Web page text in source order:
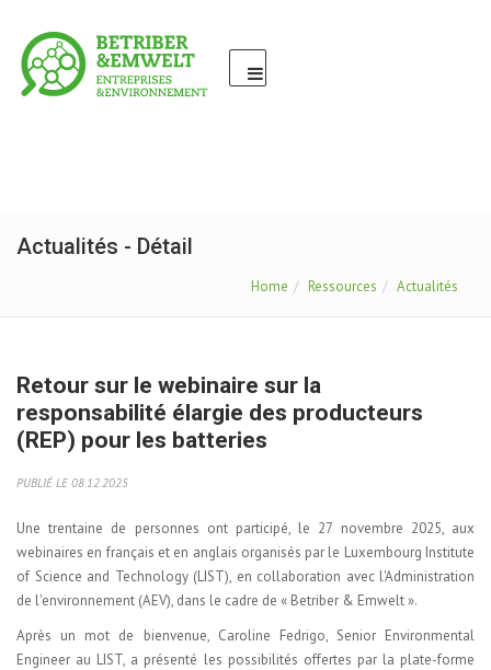
Actualités - Détail
Home Ressources Actualités
Retour sur le webinaire sur la
responsabilité élargie des producteurs
(REP) pour les batteries
PUBLIÉ LE 08.12.2025
Une trentaine de personnes ont participé, le 27 novembre 2025, aux
webinaires en français et en anglais organisés par le Luxembourg Institute
of Science and Technology (LIST), en collaboration avec l'Administration
de l'environnement (AEV), dans le cadre de « Betriber & Emwelt ».
Après un mot de bienvenue, Caroline Fedrigo, Senior Environmental
Engineer au LIST, a présenté les possibilités offertes par la plate-forme